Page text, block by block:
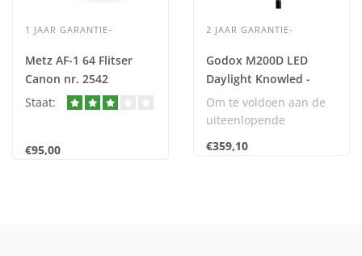
1 JAAR GARANTIE-
Metz AF-1 64 Flitser
Canon nr. 2542
Staat:
€95,00
2 JAAR GARANTIE-
Godox M200D LED
Daylight Knowled -
OUTLET- OP=OP
Om te voldoen aan de
uiteenlopende
volledige potentieel van
€359,10